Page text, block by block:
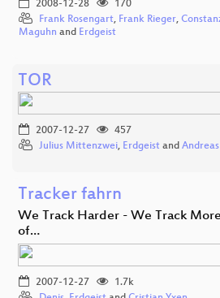
2008-12-28
170
Frank Rosengart, Frank Rieger,
Maguhn and Erdgeist
TOR
2007-12-27
457
Julius Mittenzwei, Erdgeist and
Tracker fahrn
We Track Harder - We Track
of…
2007-12-27
1.7k